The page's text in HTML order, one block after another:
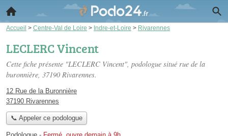
Accueil > Centre-Val de Loire > Indre-et-Loire > Rivarennes
LECLERC Vincent
Cette fiche présente "LECLERC Vincent", podologue situé rue de la
buronnière, 37190 Rivarennes.
12 Rue de la Buronnière
37190 Rivarennes
📞 Appeler ce podologue